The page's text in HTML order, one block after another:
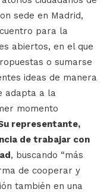
sede en Madrid,
para la
abiertos, en el que
o sumarse
ideas de manera
adapta a la
momento
representante,
de trabajar con
, buscando “más
de cooperar y
también en una